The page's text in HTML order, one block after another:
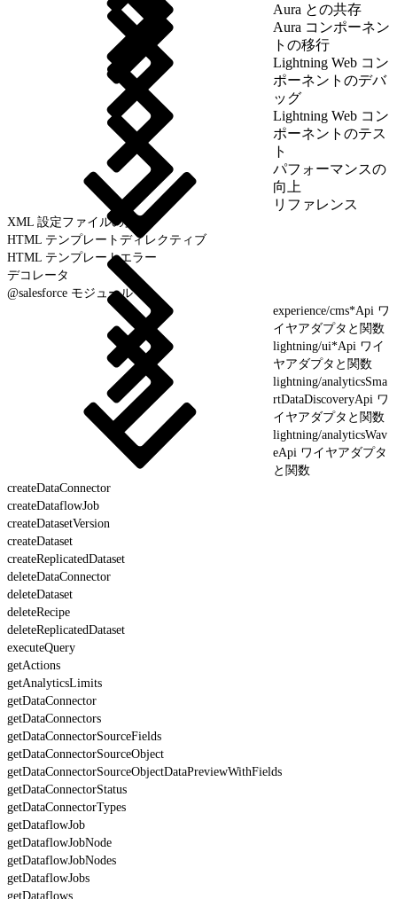
Aura との共存
Aura コンポーネン
トの移行
Lightning Web コン
ポーネントのデバ
ッグ
Lightning Web コン
ポーネントのテス
ト
パフォーマンスの
向上
リファレンス
XML 設定ファイルの要素
HTML テンプレートディレクティブ
HTML テンプレートエラー
デコレータ
@salesforce モジュール
experience/cms*Api ワ
イヤアダプタと関数
lightning/ui*Api ワイ
ヤアダプタと関数
lightning/analyticsSma
rtDataDiscoveryApi ワ
イヤアダプタと関数
lightning/analyticsWav
eApi ワイヤアダプタ
と関数
createDataConnector
createDataflowJob
createDatasetVersion
createDataset
createReplicatedDataset
deleteDataConnector
deleteDataset
deleteRecipe
deleteReplicatedDataset
executeQuery
getActions
getAnalyticsLimits
getDataConnector
getDataConnectors
getDataConnectorSourceFields
getDataConnectorSourceObject
getDataConnectorSourceObjectDataPreviewWithFields
getDataConnectorStatus
getDataConnectorTypes
getDataflowJob
getDataflowJobNode
getDataflowJobNodes
getDataflowJobs
getDataflows